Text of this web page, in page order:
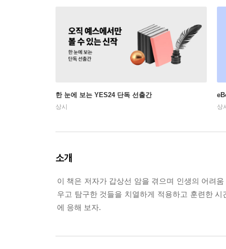
한 눈에 보는 YES24 단독 선출간
상시 상
소개
이 책은 저자가 갑상선 암을 겪으며 인생의 어려
우고 탐구한 것들을 치열하게 적용하고 훈련한
에 응해 보자.